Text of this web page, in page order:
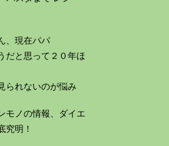
、現在パパ
だと思って２０年ほ
られないのが悩み
モノの情報、ダイエ
究明！